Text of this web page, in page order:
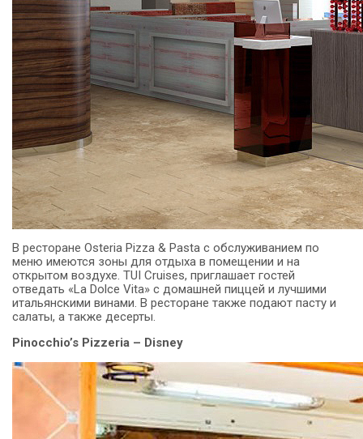
В ресторане Osteria Pizza & Pasta с обслуживанием по
меню имеются зоны для отдыха в помещении и на
открытом воздухе. TUI Cruises, приглашает гостей
отведать «La Dolce Vita» с домашней пиццей и лучшими
итальянскими винами. В ресторане также подают пасту и
салаты, а также десерты.
Pinocchio’s Pizzeria – Disney